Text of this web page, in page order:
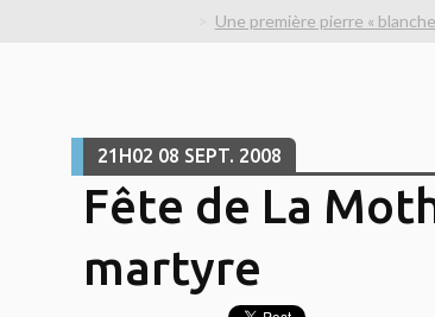
Une première pierre «
21H02 08 SEPT. 2008
Fête de La
martyre